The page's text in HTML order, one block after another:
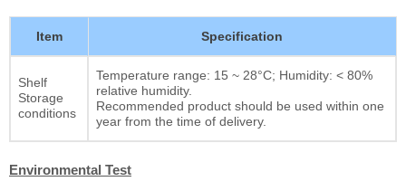
Item Specification
Shelf
Storage
conditions
Temperature range: 15 ~ 28°C; Humidity: < 80%
relative humidity.
Recommended product should be used within one
year from the time of delivery.
Environmental Test